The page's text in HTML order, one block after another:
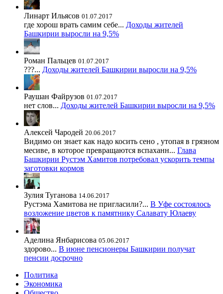
Линарт Ильясов 01.07.2017
где хорош врать самим себе... Доходы жителей
Башкирии выросли на 9,5%
Роман Пальцев 01.07.2017
???... Доходы жителей Башкирии выросли на 9,5%
Раушан Файрузов 01.07.2017
нет слов... Доходы жителей Башкирии выросли на 9,5%
Алексей Чародей 20.06.2017
Видимо он знает как надо косить сено , утопая в грязном
месиве, в которое превращаются вспаханн... Глава
Башкирии Рустэм Хамитов потребовал ускорить темпы
заготовки кормов
Зулия Туганова 14.06.2017
Рустэма Хамитова не пригласили?... В Уфе состоялось
возложение цветов к памятнику Салавату Юлаеву
Аделина Янбарисова 05.06.2017
здорово... В июне пенсионеры Башкирии получат
пенсии досрочно
Политика
Экономика